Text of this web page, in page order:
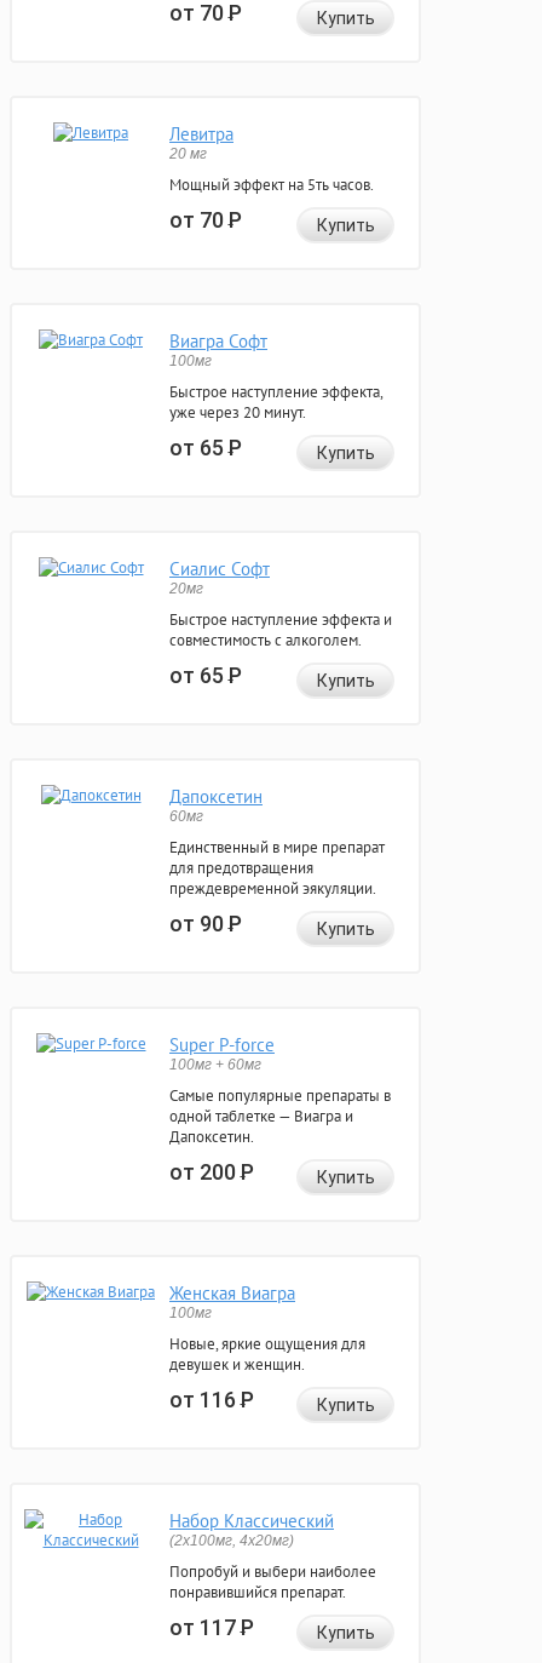
от 70Р Купить
Левитра
20 мг
Мощный эффект на 5ть часов.
от 70Р Купить
Виагра Софт
100мг
Быстрое наступление эффекта,
уже через 20 минут.
от 65Р Купить
Сиалис Софт
20мг
Быстрое наступление эффекта и
совместимость с алкоголем.
от 65Р Купить
Дапоксетин
60мг
Единственный в мире препарат
для предотвращения
преждевременной эякуляции.
от 90Р Купить
Super P-force
100мг + 60мг
Самые популярные препараты в
одной таблетке — Виагра и
Дапоксетин.
от 200Р Купить
Женская Виагра
100мг
Новые, яркие ощущения для
девушек и женщин.
от 116Р Купить
Набор Классический
(2x100мг, 4x20мг)
Попробуй и выбери наиболее
понравившийся препарат.
от 117Р Купить